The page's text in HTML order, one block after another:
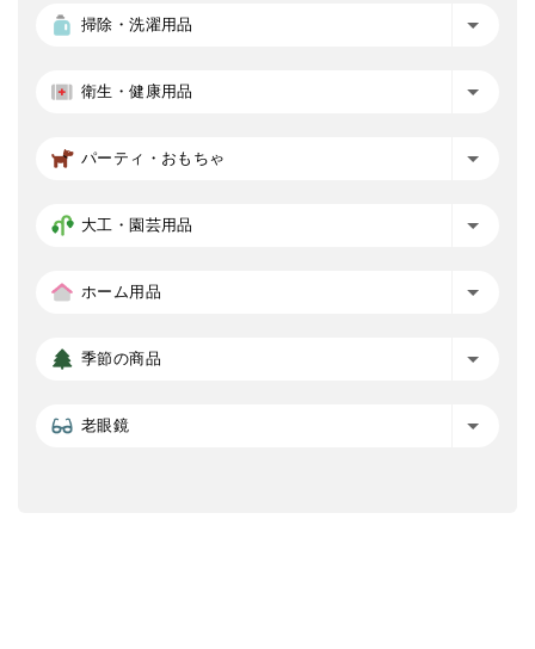
掃除・洗濯用品
衛生・健康用品
パーティ・おもちゃ
大工・園芸用品
ホーム用品
季節の商品
老眼鏡